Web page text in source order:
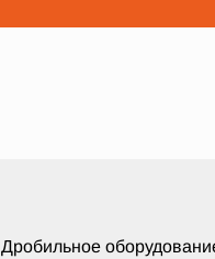
Дробильное